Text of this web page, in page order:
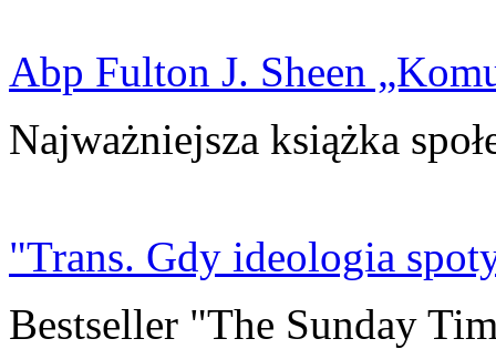
Abp Fulton J. Sheen
Najważniejsza książka
"Trans. Gdy ideologia
Bestseller "The Sunday